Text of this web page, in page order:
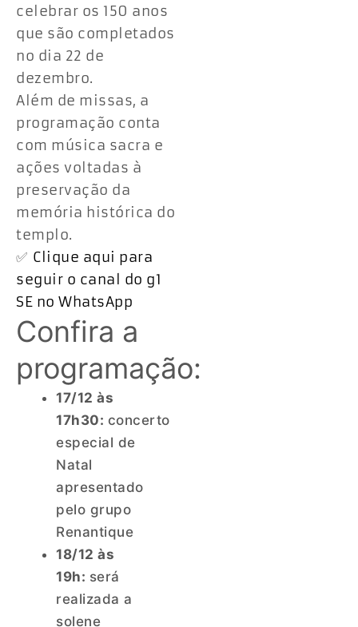
celebrar os 150 anos
que são completados
no dia 22 de
dezembro.
Além de missas, a
programação conta
com música sacra e
ações voltadas à
preservação da
memória histórica do
templo.
✅ Clique aqui para
seguir o canal do g1
SE no WhatsApp
Confira a
programação:
17/12 às
17h30: concerto
especial de
Natal
apresentado
pelo grupo
Renantique
18/12 às
19h: será
realizada a
solene